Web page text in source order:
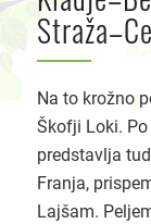
Na to krožno
Škofji Loki.
predstavlja
Franja,
Lajšam.